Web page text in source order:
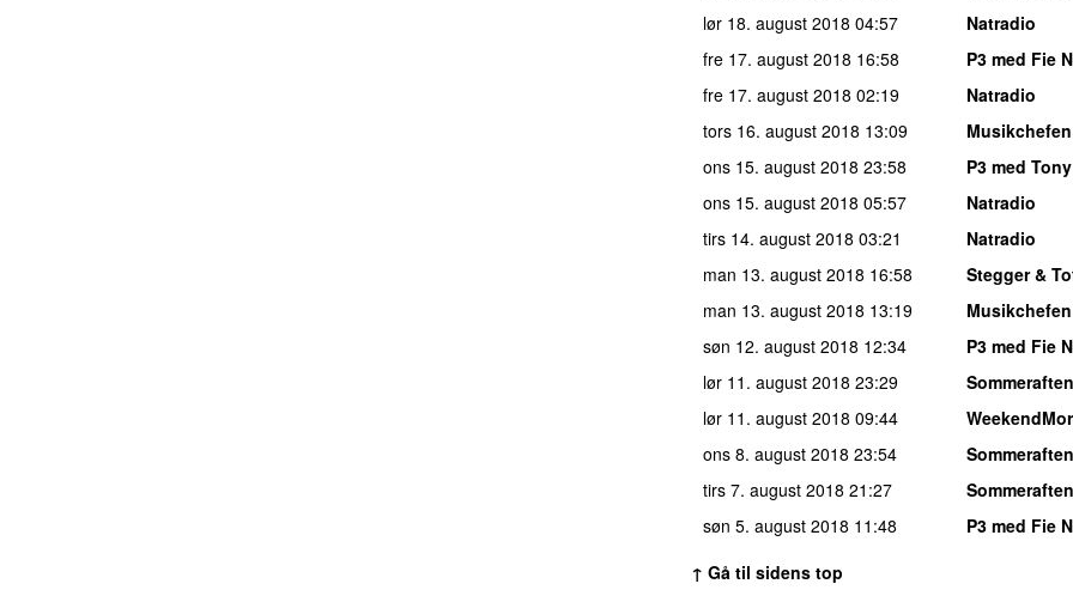
lør 18. august 2018 04:57
Natradio
fre 17. august 2018 16:58
P3 med Fie
fre 17. august 2018 02:19
Natradio
tors 16. august 2018 13:09
Musikchefen
ons 15. august 2018 23:58
P3 med
ons 15. august 2018 05:57
Natradio
tirs 14. august 2018 03:21
Natradio
man 13. august 2018 16:58
Stegger &
man 13. august 2018 13:19
Musikchefen
søn 12. august 2018 12:34
P3 med Fie
lør 11. august 2018 23:29
Sommeraften
lør 11. august 2018 09:44
ons 8. august 2018 23:54
Sommeraften
tirs 7. august 2018 21:27
Sommeraften
søn 5. august 2018 11:48
P3 med Fie
↑ Gå til sidens top